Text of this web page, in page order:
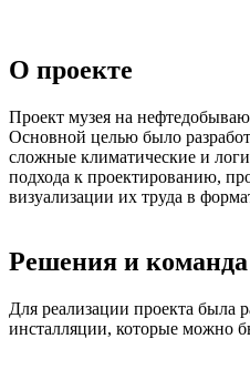
О проекте
Проект музея на
Основной целью было
сложные климатические и
подхода к проектированию,
визуализации их труда в
Решения и команда
Для реализации проекта была
инсталляции, которые можно